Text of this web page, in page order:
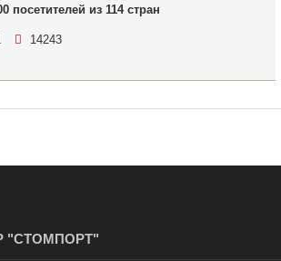
посетителей из 114 стран
14243
"СТОМПОРТ"